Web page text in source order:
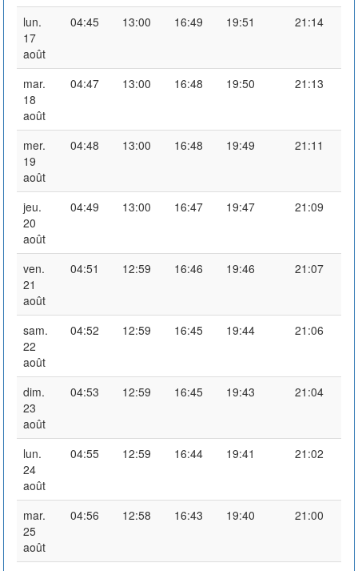
lun.
17
août
04:45 13:00 16:49 19:51 21:14
mar.
18
août
04:47 13:00 16:48 19:50 21:13
mer.
19
août
04:48 13:00 16:48 19:49 21:11
jeu.
20
août
04:49 13:00 16:47 19:47 21:09
ven.
21
août
04:51 12:59 16:46 19:46 21:07
sam.
22
août
04:52 12:59 16:45 19:44 21:06
dim.
23
août
04:53 12:59 16:45 19:43 21:04
lun.
24
août
04:55 12:59 16:44 19:41 21:02
mar.
25
août
04:56 12:58 16:43 19:40 21:00